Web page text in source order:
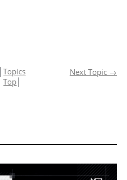
│Topics
Top
Next Topic →